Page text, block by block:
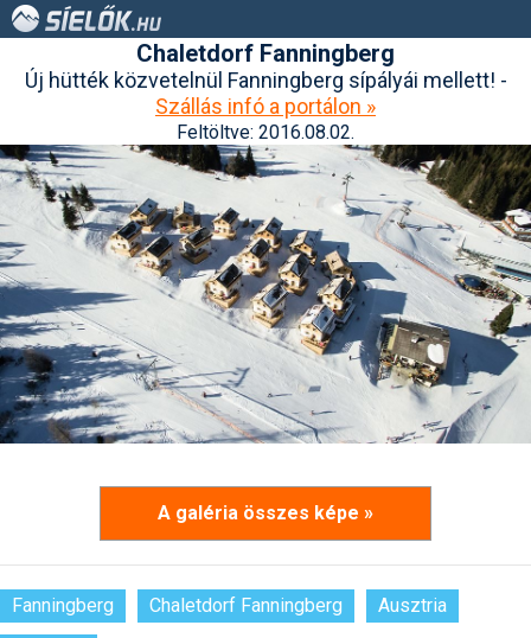
Chaletdorf Fanningberg
Új hütték közvetelnül Fanningberg sípályái mellett! -
Szállás infó a portálon »
Feltöltve: 2016.08.02.
A galéria összes képe »
Fanningberg Chaletdorf Fanningberg
Ausztria